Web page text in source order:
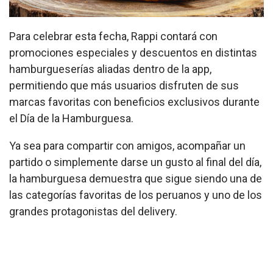
Para celebrar esta fecha, Rappi contará con
promociones especiales y descuentos en distintas
hamburgueserías aliadas dentro de la app,
permitiendo que más usuarios disfruten de sus
marcas favoritas con beneficios exclusivos durante
el Día de la Hamburguesa.
Ya sea para compartir con amigos, acompañar un
partido o simplemente darse un gusto al final del día,
la hamburguesa demuestra que sigue siendo una de
las categorías favoritas de los peruanos y uno de los
grandes protagonistas del delivery.